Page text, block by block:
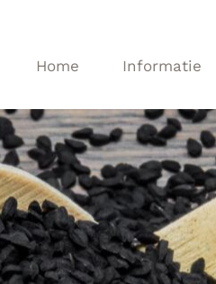
Home Informatie